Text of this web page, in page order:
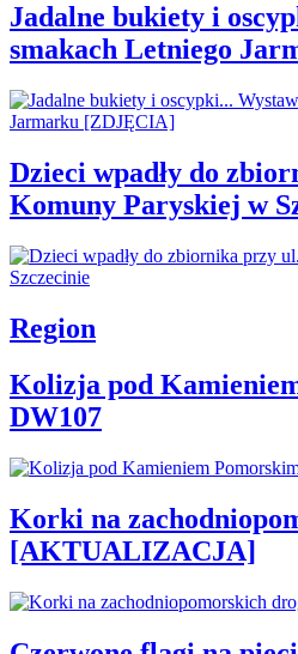
Jadalne bukiety i
smakach Letniego
Dzieci wpadły do
Komuny Paryskiej w
Region
Kolizja pod
DW107
Korki na
[AKTUALIZACJA]